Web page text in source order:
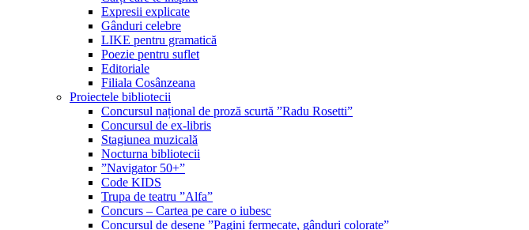
Expresii explicate
Gânduri celebre
LIKE pentru gramatică
Poezie pentru suflet
Editoriale
Filiala Cosânzeana
Proiectele bibliotecii
Concursul național de proză scurtă ”Radu Rosetti”
Concursul de ex-libris
Stagiunea muzicală
Nocturna bibliotecii
”Navigator 50+”
Code KIDS
Trupa de teatru ”Alfa”
Concurs – Cartea pe care o iubesc
Concursul de desene ”Pagini fermecate, gânduri colorate”